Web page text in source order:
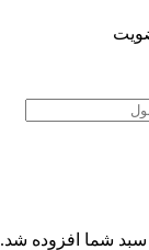
سبد شما افزوده شد.